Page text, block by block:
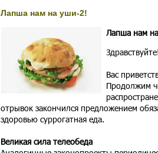
Лапша нам на уши-2!
Лапша нам
Здравствуйте!
Вас
Продолжим
отрывок закончился предложением
здоровью суррогатная еда.
Великая сила телеобеда